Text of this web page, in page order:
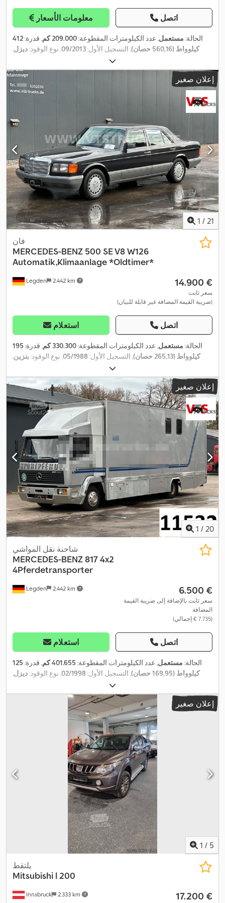
معلومات الأسعار اتصل
الحالة: مستعمل, عدد الكيلومترات المقطوعة:209.000 كم , قدرة:412
كيلوواط (560,16 حصان)
, التسجيل الأول:09/2013, نوع الوقود:ديزل,
المُبطئ
أوتوماتيكي, فئة الانبعاثات:يورو 5 , حجم مساحة التحميل:20 م³
, معدات:
برنامج الثبات الإلكتروني (ESP), تكييف الهواء, رافعة, سخان التدفئة أثناء
التوقف, ضاغط, نظام الفرامل المانعة للانغلاق (ABS), نظام الملاحة,
إعلان صغير
1 / 21
Legden 2.442 km
فان
MERCEDES-BENZ 500 SE V8 W126
Automatik,Klimaanlage *Oldtimer*
‏14.900 €
سعر ثابت
(ضريبة القيمة المضافة غير قابلة للبيان)
استعلام اتصل
الحالة: مستعمل, عدد الكيلومترات المقطوعة:330.300 كم , قدرة: 195
كيلوواط (265,13 حصان)
, التسجيل الأول: 05/1988, نوع الوقود:بنزين,
تلقائي, معدات:
المانعة للانغلاق (ABS),
إعلان صغير
1 / 20
Legden 2.442 km
شاحنة نقل المواشي
MERCEDES-BENZ817 4x2
4Pferdetransporter
‏6.500 €
سعر ثابت بالإضافة إلى ضريبة القيمة
المضافة
(‏7.735 € إجمالي)
استعلام اتصل
الحالة: مستعمل, عدد الكيلومترات المقطوعة: 401.655 كم , قدرة: 125
كيلوواط (169,95 حصان)
, التسجيل الأول: 02/1998, نوع الوقود:ديزل,
, تكوين المحور:
التروس:ميكانيكي , فئة الانبعاثات:euro1,
إعلان صغير
1 / 5
Innsbruck 2.333 km
يلتقط
Mitsubishi l 200
‏17.200 €